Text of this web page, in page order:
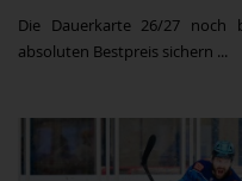
Die Dauerkarte 26/27 noch
absoluten Bestpreis sichern ...